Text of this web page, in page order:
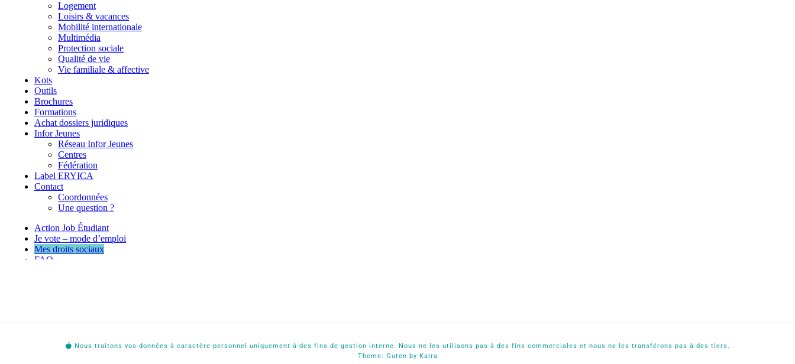
Nous traitons vos données à caractère personnel uniquement à des fins de gestion interne. Nous ne les utilisons pas à des fins commerciales et nous ne les transférons pas à des tiers.
Theme: Guten by Kaira